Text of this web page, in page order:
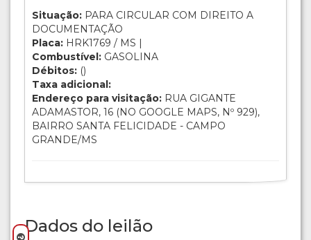
Situação: PARA CIRCULAR COM DIREITO A
DOCUMENTAÇÃO
Placa: HRK1769 / MS |
Combustível: GASOLINA
Débitos: ()
Taxa adicional:
Endereço para visitação: RUA GIGANTE
ADAMASTOR, 16 (NO GOOGLE MAPS, Nº 929),
BAIRRO SANTA FELICIDADE - CAMPO
GRANDE/MS
Dados do leilão